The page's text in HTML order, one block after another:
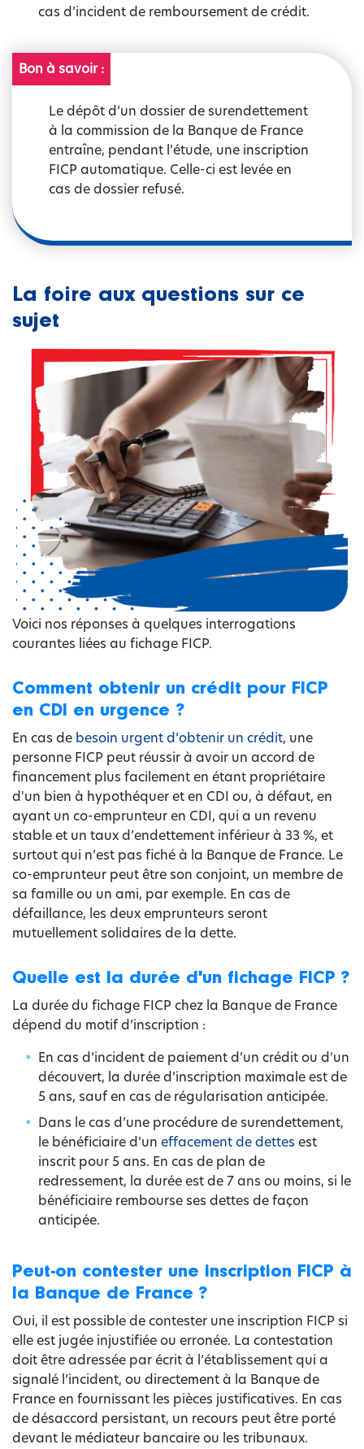
cas d’incident de remboursement de crédit.
Bon à savoir :
Le dépôt d’un dossier de surendettement
à la commission de la Banque de France
entraîne, pendant l’étude, une inscription
FICP automatique. Celle-ci est levée en
cas de dossier refusé.
La foire aux questions sur ce
sujet
Voici nos réponses à quelques interrogations
courantes liées au fichage FICP.
Comment obtenir un crédit pour FICP
en CDI en urgence ?
En cas de besoin urgent d’obtenir un crédit, une
personne FICP peut réussir à avoir un accord de
financement plus facilement en étant propriétaire
d'un bien à hypothéquer et en CDI ou, à défaut, en
ayant un co-emprunteur en CDI, qui a un revenu
stable et un taux d’endettement inférieur à 33 %, et
surtout qui n’est pas fiché à la Banque de France. Le
co-emprunteur peut être son conjoint, un membre de
sa famille ou un ami, par exemple. En cas de
défaillance, les deux emprunteurs seront
mutuellement solidaires de la dette.
Quelle est la durée d'un fichage FICP ?
La durée du fichage FICP chez la Banque de France
dépend du motif d’inscription :
En cas d’incident de paiement d’un crédit ou d’un
découvert, la durée d’inscription maximale est de
5 ans, sauf en cas de régularisation anticipée.
Dans le cas d’une procédure de surendettement,
le bénéficiaire d’un effacement de dettes est
inscrit pour 5 ans. En cas de plan de
redressement, la durée est de 7 ans ou moins, si le
bénéficiaire rembourse ses dettes de façon
anticipée.
Peut-on contester une inscription FICP à
la Banque de France ?
Oui, il est possible de contester une inscription FICP si
elle est jugée injustifiée ou erronée. La contestation
doit être adressée par écrit à l’établissement qui a
signalé l’incident, ou directement à la Banque de
France en fournissant les pièces justificatives. En cas
de désaccord persistant, un recours peut être porté
devant le médiateur bancaire ou les tribunaux.